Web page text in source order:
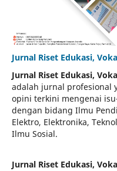
Jurnal Riset Edukasi,
Jurnal Riset Edukasi,
adalah jurnal profesional
opini terkini mengenai
dengan bidang Ilmu
Elektro, Elektronika,
Ilmu Sosial.
Jurnal Riset Edukasi,